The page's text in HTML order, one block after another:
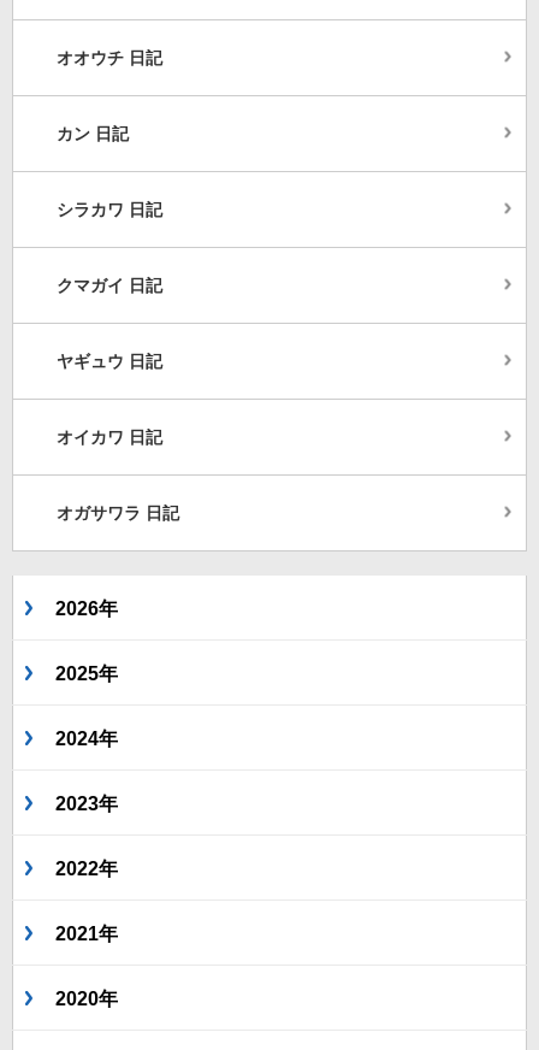
オオウチ 日記
カン 日記
シラカワ 日記
クマガイ 日記
ヤギュウ 日記
オイカワ 日記
オガサワラ 日記
2026年
2025年
2024年
2023年
2022年
2021年
2020年